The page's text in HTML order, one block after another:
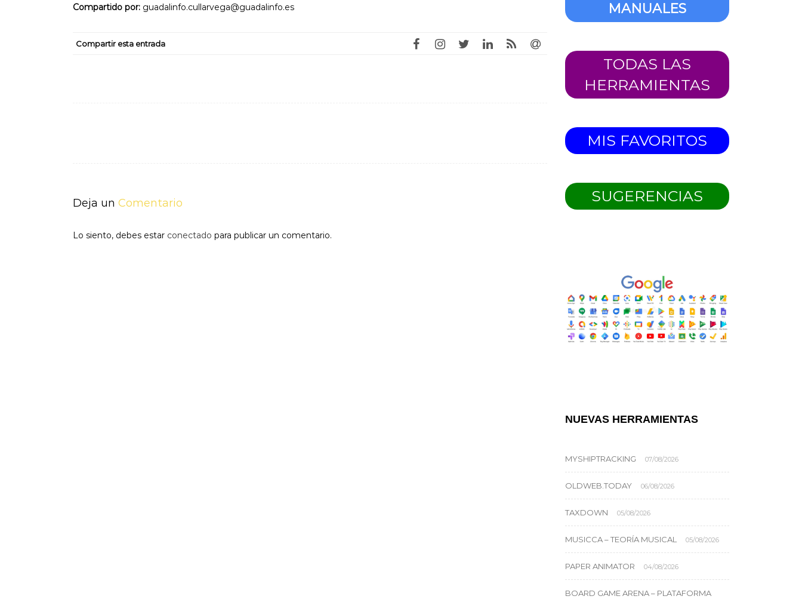
Compartido por: guadalinfo.cullarvega@guadalinfo.es
Compartir esta entrada
Deja un Comentario
Lo siento, debes estar conectado para publicar un comentario.
MANUALES
TODAS LAS
HERRAMIENTAS
MIS FAVORITOS
SUGERENCIAS
NUEVAS HERRAMIENTAS
MYSHIPTRACKING 07/08/2026
OLDWEB.TODAY 06/08/2026
TAXDOWN 05/08/2026
MUSICCA – TEORÍA MUSICAL 05/08/2026
PAPER ANIMATOR 04/08/2026
BOARD GAME ARENA – PLATAFORMA